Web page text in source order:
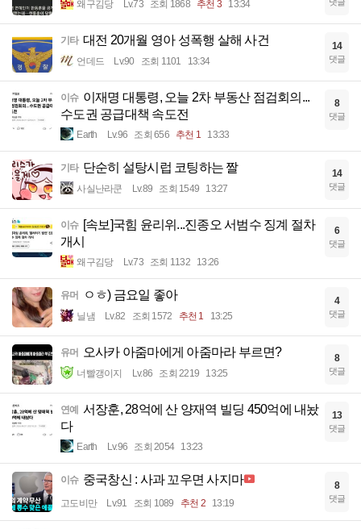
왜구김당 Lv.73 조회 1868 추천 3 13:34
기타 대전 20개월 영아 성폭행 살해 사건
언데드 Lv.90 조회 1101 13:34
14
댓글
이슈 이재명 대통령, 오늘 2차 부동산 점검회의...
수도권 공급대책 속도전
Earth Lv.96 조회 656 추천 1 13:33
8
댓글
기타 단순히 설탕시럽 코팅하는 짤
사실난라쿤 Lv.89 조회 1549 13:27
14
댓글
이슈 [속보]국힘 윤리위...진종오 서범수 징계 절차
개시
왜구김당 Lv.73 조회 1132 13:26
6
댓글
유머 ㅇㅎ) 금요일 좋아
닐냄 Lv.82 조회 1572 추천 1 13:25
4
댓글
유머 오사카 아줌마에게 아줌마라 부르면?
너빨갱이지 Lv.86 조회 2219 13:25
8
댓글
연예
서장훈, 28억에 산 양재역 빌딩 450억에 내놨
다
Earth Lv.96 조회 2054 13:23
13
댓글
이슈 중국창신 : 사과 꼬우면 사지마
고도비만 Lv.91 조회 1089 추천 2 13:19
8
댓글